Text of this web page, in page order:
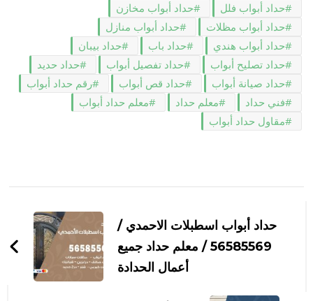
حداد أبواب فلل
حداد أبواب مخازن
حداد أبواب مظلات
حداد أبواب منازل
حداد أبواب هندي
حداد باب
حداد بيبان
حداد تصليح أبواب
حداد تفصيل أبواب
حداد حديد
حداد صيانة أبواب
حداد قص أبواب
رقم حداد أبواب
فني حداد
معلم حداد
معلم حداد أبواب
مقاول حداد أبواب
بين
التدوينات
حداد أبواب اسطبلات الاحمدي /
56585569 / معلم حداد جميع
أعمال الحدادة